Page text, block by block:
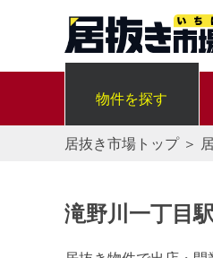
物件を探す
居抜き市場トップ＞
滝野川一丁目